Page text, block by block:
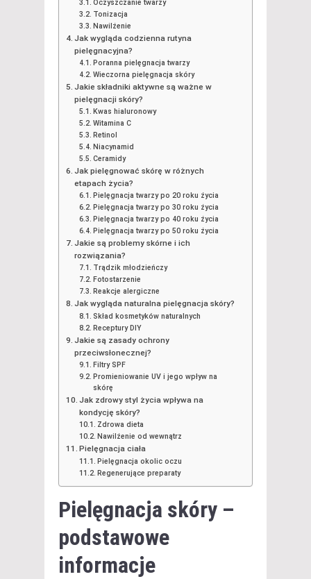
Oczyszczanie twarzy
Tonizacja
Nawilżenie
Jak wygląda codzienna rutyna
pielęgnacyjna?
Poranna pielęgnacja twarzy
Wieczorna pielęgnacja skóry
Jakie składniki aktywne są ważne w
pielęgnacji skóry?
Kwas hialuronowy
Witamina C
Retinol
Niacynamid
Ceramidy
Jak pielęgnować skórę w różnych
etapach życia?
Pielęgnacja twarzy po 20 roku życia
Pielęgnacja twarzy po 30 roku życia
Pielęgnacja twarzy po 40 roku życia
Pielęgnacja twarzy po 50 roku życia
Jakie są problemy skórne i ich
rozwiązania?
Trądzik młodzieńczy
Fotostarzenie
Reakcje alergiczne
Jak wygląda naturalna pielęgnacja skóry?
Skład kosmetyków naturalnych
Receptury DIY
Jakie są zasady ochrony
przeciwsłonecznej?
Filtry SPF
Promieniowanie UV i jego wpływ na
skórę
Jak zdrowy styl życia wpływa na
kondycję skóry?
Zdrowa dieta
Nawilżenie od wewnątrz
Pielęgnacja ciała
Pielęgnacja okolic oczu
Regenerujące preparaty
Pielęgnacja skóry –
podstawowe
informacje